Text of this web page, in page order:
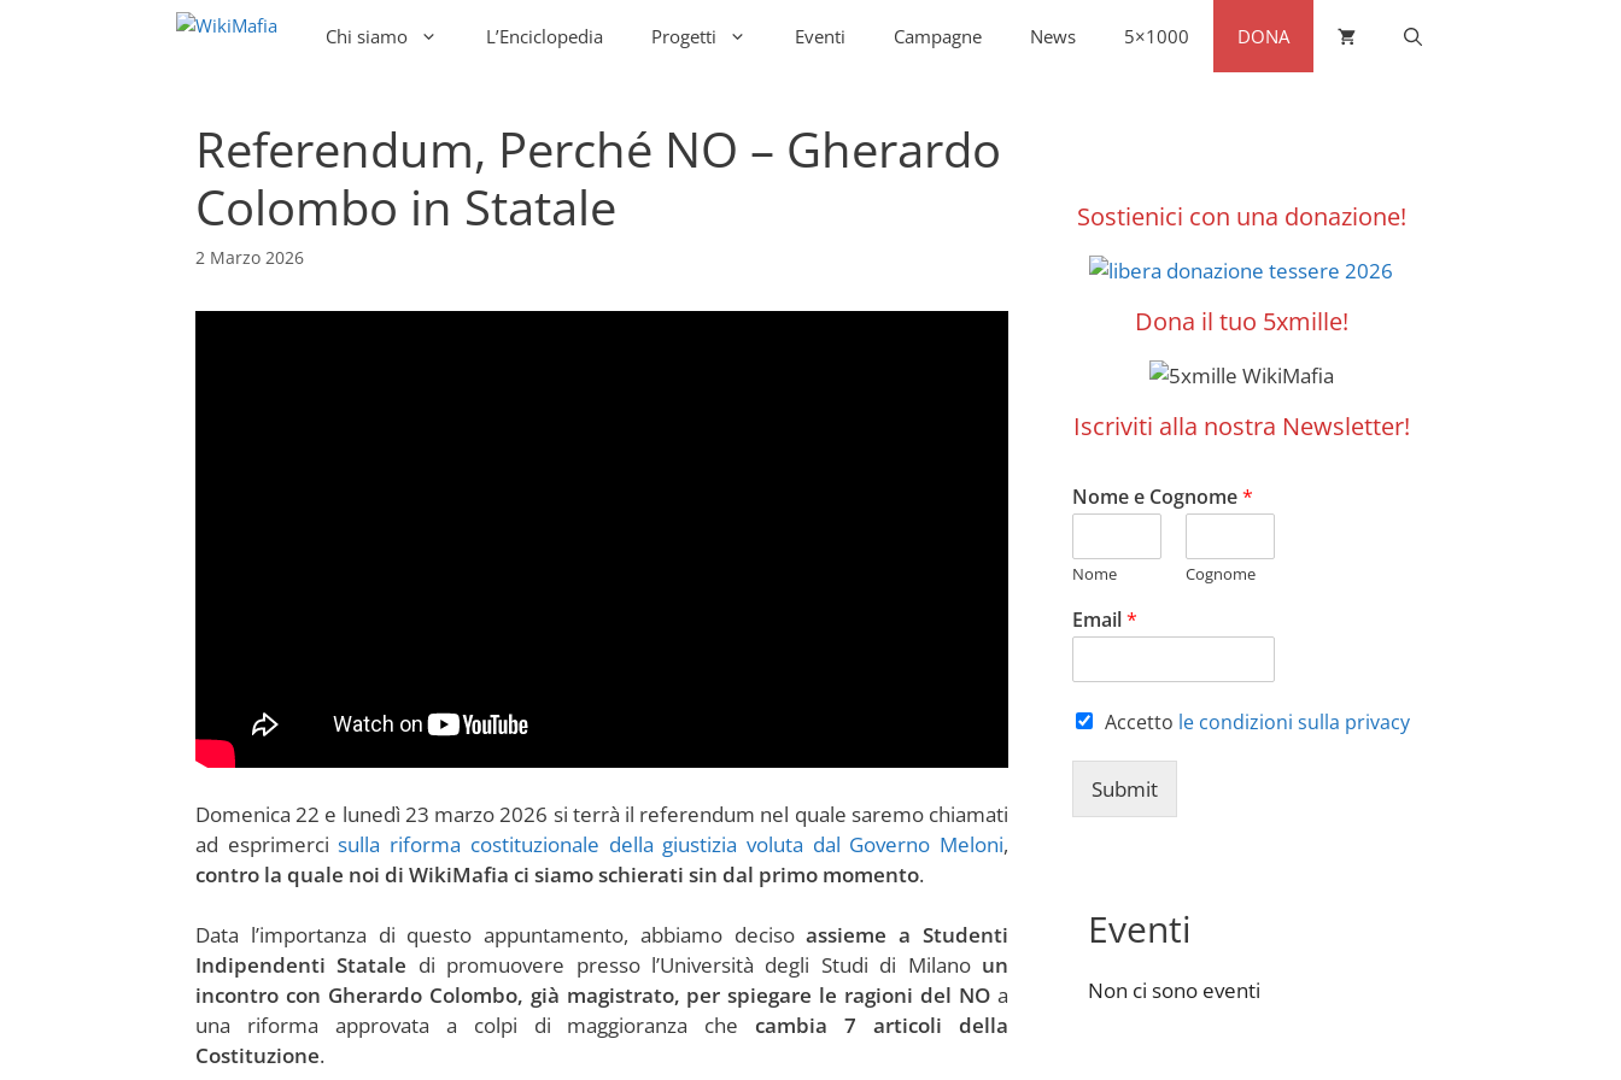
Chi siamo L’Enciclopedia Progetti Eventi Campagne News 5×1000 DONA
Referendum, Perché NO – Gherardo
Colombo in Statale
2 Marzo 2026
Domenica 22 e lunedì 23 marzo 2026 si terrà il referendum nel quale saremo chiamati
ad esprimercisulla riforma costituzionale della giustizia voluta dal Governo Meloni,
contro la quale noi di WikiMafia ci siamo schierati sin dal primo momento.
Data l’importanza di questo appuntamento, abbiamo decisoassieme a Studenti
Indipendenti Statale di promuovere presso l’Università degli Studi di Milano un
incontro con Gherardo Colombo, già magistrato, per spiegare le ragioni del NO a
una riforma approvata a colpi di maggioranza che cambia 7 articoli della
Costituzione.
Sostienici con una donazione!
Dona il tuo 5xmille!
Iscriviti alla nostra Newsletter!
Nome e Cognome*
Nome Cognome
Email*
Accetto le condizioni sulla privacy
Submit
Eventi
Non ci sono eventi